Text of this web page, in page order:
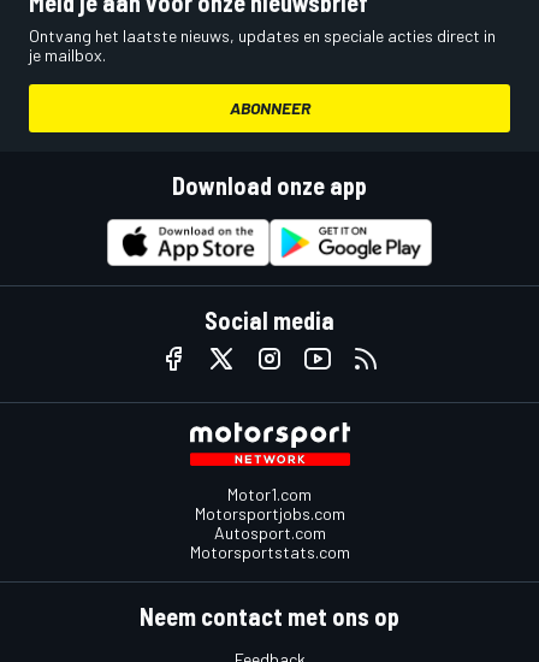
Ontvang het laatste nieuws, updates en speciale acties direct in
je mailbox.
ABONNEER
Download onze app
Social media
Motor1.com
Motorsportjobs.com
Autosport.com
Motorsportstats.com
Neem contact met ons op